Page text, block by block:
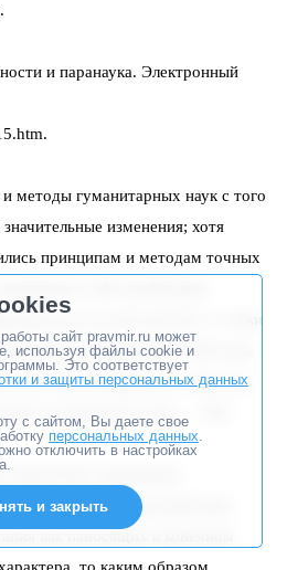
и паранаука. Электронный
методы гуманитарных наук с того
изменения; хотя
принципам и методам точных
в себя требования
достаточно жёстко. С точки
знания работы XIX века
рассмтариваться лишь как
на свободную тему. —
педагогика совершенно
введения в школьный курс
как наносящих в конечном
то каким образом
сайт pravmir.ru может
используя файлы cookie и
Это соответствует
и защиты персональных данных
с сайтом, Вы даете свое
персональных данных.
отключить в настройках
и закрыть